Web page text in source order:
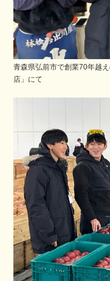
青森県弘前市で創業70年越
店」にて